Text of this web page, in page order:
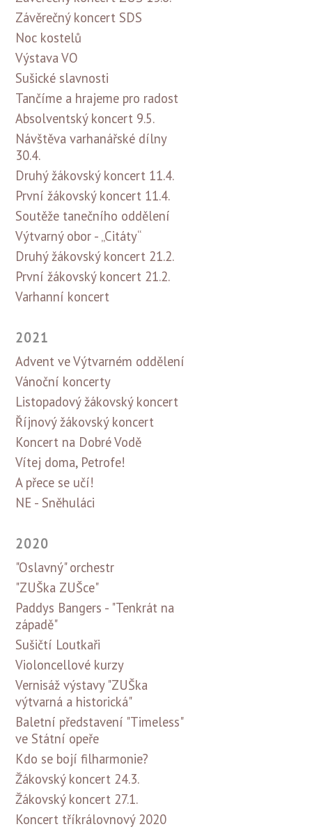
Závěrečný koncert SDS
Noc kostelů
Výstava VO
Sušické slavnosti
Tančíme a hrajeme pro radost
Absolventský koncert 9.5.
Návštěva varhanářské dílny
30.4.
Druhý žákovský koncert 11.4.
První žákovský koncert 11.4.
Soutěže tanečního oddělení
Výtvarný obor - „Citáty“
Druhý žákovský koncert 21.2.
První žákovský koncert 21.2.
Varhanní koncert
2021
Advent ve Výtvarném oddělení
Vánoční koncerty
Listopadový žákovský koncert
Říjnový žákovský koncert
Koncert na Dobré Vodě
Vítej doma, Petrofe!
A přece se učí!
NE - Sněhuláci
2020
"Oslavný" orchestr
"ZUŠka ZUŠce"
Paddys Bangers - "Tenkrát na
západě"
Sušičtí Loutkaři
Violoncellové kurzy
Vernisáž výstavy "ZUŠka
výtvarná a historická"
Baletní představení "Timeless"
ve Státní opeře
Kdo se bojí filharmonie?
Žákovský koncert 24.3.
Žákovský koncert 27.1.
Koncert tříkrálovnový 2020